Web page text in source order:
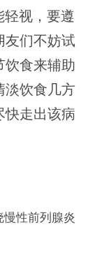
轻视，要遵
友们不妨试
饮食来辅助
淡饮食几方
快走出该病
性前列腺炎